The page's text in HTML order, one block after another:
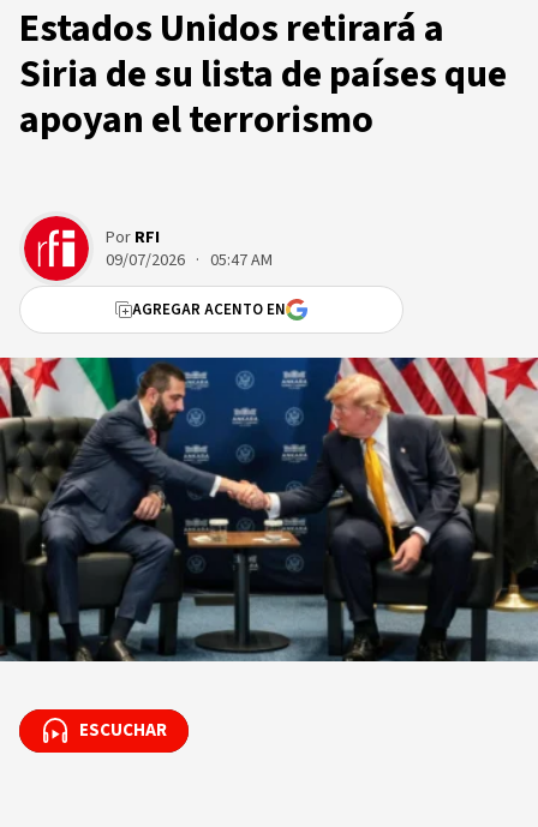
Estados Unidos retirará a
Siria de su lista de países que
apoyan el terrorismo
Por RFI
09/07/2026 · 05:47 AM
AGREGAR ACENTO EN
ESCUCHAR
ESCUCHAR